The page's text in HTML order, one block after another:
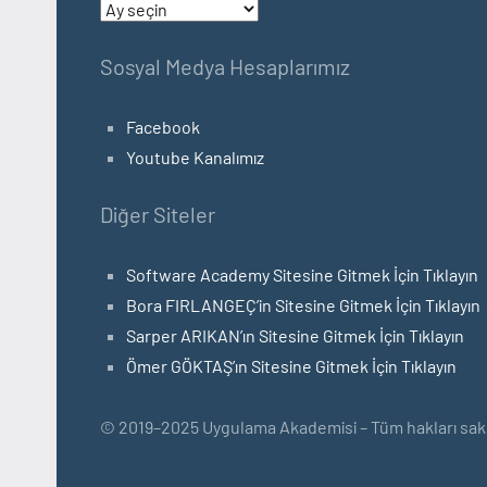
Arşivler
Sosyal Medya Hesaplarımız
Facebook
Youtube Kanalımız
Diğer Siteler
Software Academy Sitesine Gitmek İçin Tıklayın
Bora FIRLANGEÇ’in Sitesine Gitmek İçin Tıklayın
Sarper ARIKAN’ın Sitesine Gitmek İçin Tıklayın
Ömer GÖKTAŞ’ın Sitesine Gitmek İçin Tıklayın
© 2019–2025 Uygulama Akademisi – Tüm hakları